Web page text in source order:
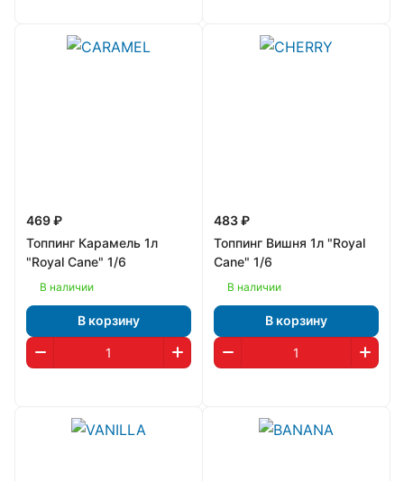
469 ₽
Топпинг Карамель 1л
"Royal Cane" 1/6
В наличии
В корзину
483 ₽
Топпинг Вишня 1л "Royal
Cane" 1/6
В наличии
В корзину